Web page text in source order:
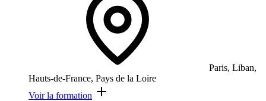
Paris, Liban,
Hauts-de-France, Pays de la Loire
Voir la formation